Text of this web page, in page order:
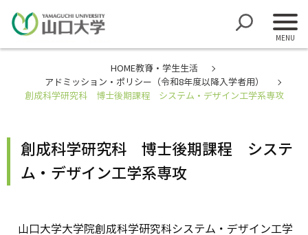
HOME教育・学生生活
アドミッション・ポリシー（令和8年度以降入学者用）
創成科学研究科 博士後期課程 システム・デザイン工学系専攻
創成科学研究科 博士後期課程 システ
ム・デザイン工学系専攻
山口大学大学院創成科学研究科システム・デザイン工学